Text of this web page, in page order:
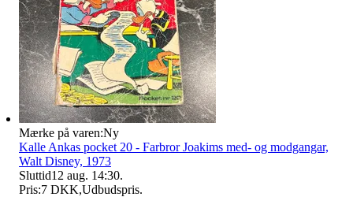
Mærke på varen:Ny
Kalle Ankas pocket 20 - Farbror Joakims med- og modgangar,
Walt Disney, 1973
Sluttid12 aug. 14:30.
Pris:7 DKK,Udbudspris.